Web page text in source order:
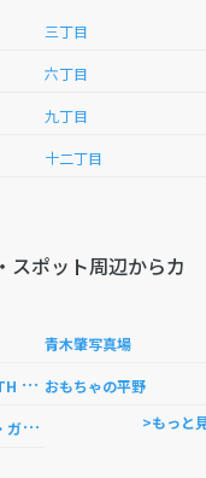
三丁目
六丁目
九丁目
十二丁目
スポット周辺からカ
青木肇写真場
S
ELF PHOTO BOOTH aisya（セルフフォトブース アイシャ） おもちゃの平野
宮
の森ミュージアム・ガーデン >もっと